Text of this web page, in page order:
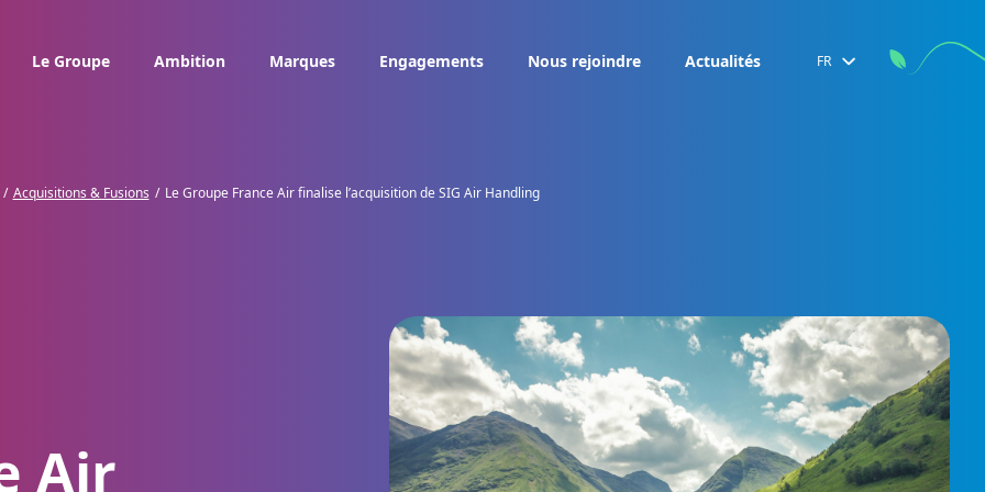
Le Groupe Ambition Marques Engagements Nous rejoindre Actualités FR
Acquisitions & Fusions Le Groupe France Air finalise l’acquisition de SIG Air Handling
Air